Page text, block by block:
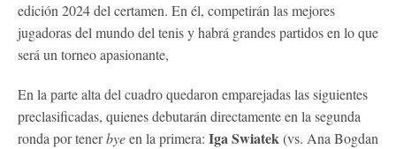
edición 2024 del certamen. En él, competirán las mejores
jugadoras del mundo del tenis y habrá grandes partidos en lo que
será un torneo apasionante,
En la parte alta del cuadro quedaron emparejadas las siguientes
preclasificadas, quienes debutarán directamente en la segunda
ronda por tenerbyeen la primera: Iga Swiatek(vs. Ana Bogdan